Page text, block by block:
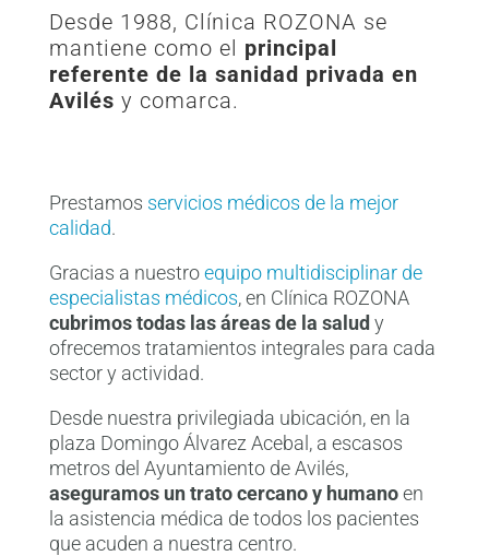
Desde 1988, Clínica ROZONA se
mantiene como el principal
referente de la sanidad privada en
Avilés y comarca.
Prestamos servicios médicos de la mejor
calidad.
Gracias a nuestroequipo multidisciplinar de
especialistas médicos, en Clínica ROZONA
cubrimos todas las áreas de la salud y
ofrecemos tratamientos integrales para cada
sector y actividad.
Desde nuestra privilegiada ubicación, en la
plaza Domingo Álvarez Acebal, a escasos
metros del Ayuntamiento de Avilés,
aseguramos un trato cercano y humanoen
la asistencia médica de todos los pacientes
que acuden a nuestra centro.